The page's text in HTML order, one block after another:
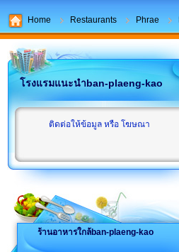
Home Restaurants Phrae
โรงแรมแนะนำban-plaeng-kao
ติดต่อให้ข้อมูล หรือ โฆษณา
ร้านอาหารใกล้ban-plaeng-kao